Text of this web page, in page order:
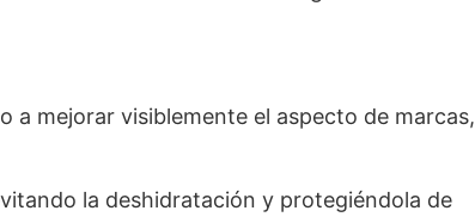
a mejorar visiblemente el aspecto de marcas,
la deshidratación y protegiéndola de